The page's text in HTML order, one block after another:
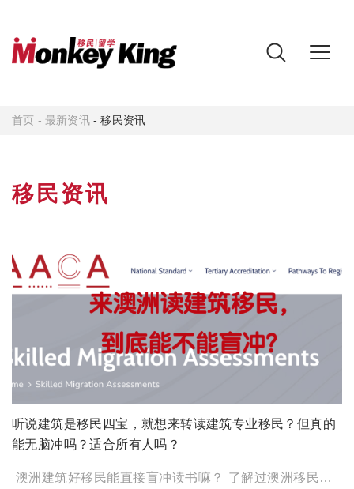
首页 -最新资讯- 移民资讯
移民资讯
听说建筑是移民四宝，就想来转读建筑专业移民？但真的
能无脑冲吗？适合所有人吗？
澳洲建筑好移民能直接盲冲读书嘛？ 了解过澳洲移民的同学肯定对于建筑行业不陌生了吧～ 确实， 现在建筑专业已经 […]